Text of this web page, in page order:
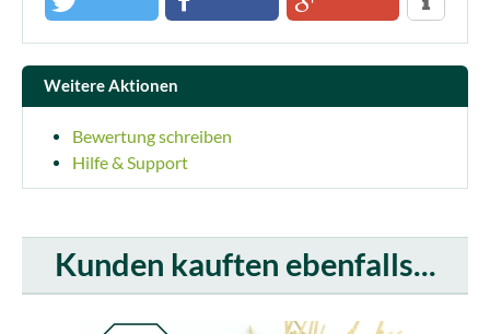
Weitere Aktionen
Bewertung schreiben
Hilfe & Support
Kunden kauften ebenfalls...